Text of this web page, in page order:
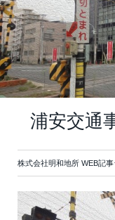
浦安交通
株式会社明和地所 WEB記事